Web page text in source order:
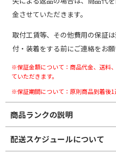
金させていただきます。
取付工賃等、その他費用の保証
付・装着をする前にご連絡をお願
※保証金額について：商品代金、送料
ていただきます。
※保証期間について：原則商品到着後1
商品ランクの説明
※商品ランクは出品者の主観によ
かじめご了承
配送スケジュールについて